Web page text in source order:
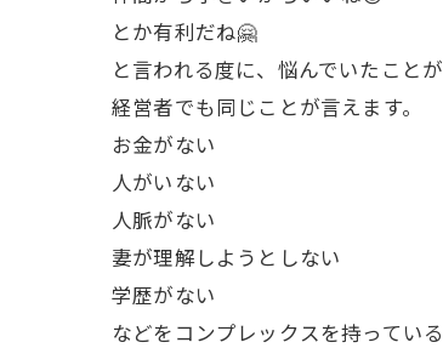
とか有利だね🤗
と言われる度に、悩んでいたこと
経営者でも同じことが言えます。
お金がない
人がいない
人脈がない
妻が理解しようとしない
学歴がない
などをコンプレックスを持ってい